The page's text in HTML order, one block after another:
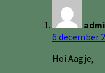
6 december
Hoi Aagje,